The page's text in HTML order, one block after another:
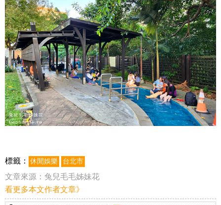
標籤： 休閒娛樂 台北市
文章來源： 兔兒毛毛姊妹花
看更多本文作者文章》